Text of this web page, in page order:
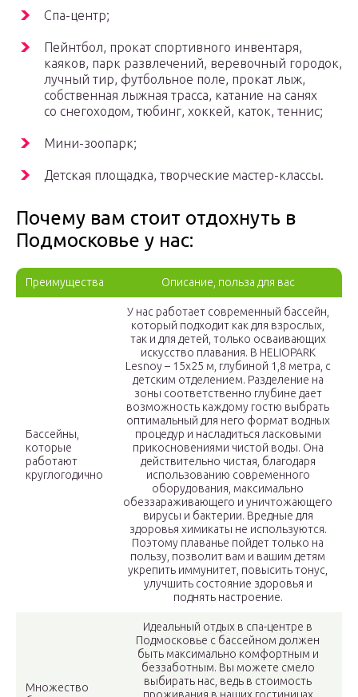
Спа-центр;
Пейнтбол, прокат спортивного инвентаря,
каяков, парк развлечений, веревочный городок,
лучный тир, футбольное поле, прокат лыж,
собственная лыжная трасса, катание на санях
со снегоходом, тюбинг, хоккей, каток, теннис;
Мини-зоопарк;
Детская площадка, творческие мастер-классы.
Почему вам стоит отдохнуть в
Подмосковье у нас:
Преимущества Описание, польза для вас
Бассейны,
которые
работают
круглогодично
У нас работает современный бассейн,
который подходит как для взрослых,
так и для детей, только осваивающих
искусство плавания. В HELIOPARK
Lesnoy – 15х25 м, глубиной 1,8 метра, с
детским отделением. Разделение на
зоны соответственно глубине дает
возможность каждому гостю выбрать
оптимальный для него формат водных
процедур и насладиться ласковыми
прикосновениями чистой воды. Она
действительно чистая, благодаря
использованию современного
оборудования, максимально
обеззараживающего и уничтожающего
вирусы и бактерии. Вредные для
здоровья химикаты не используются.
Поэтому плаванье пойдет только на
пользу, позволит вам и вашим детям
укрепить иммунитет, повысить тонус,
улучшить состояние здоровья и
поднять настроение.
Множество
Идеальный отдых в спа-центре в
Подмосковье с бассейном должен
быть максимально комфортным и
беззаботным. Вы можете смело
выбирать нас, ведь в стоимость
проживания в наших гостиницах